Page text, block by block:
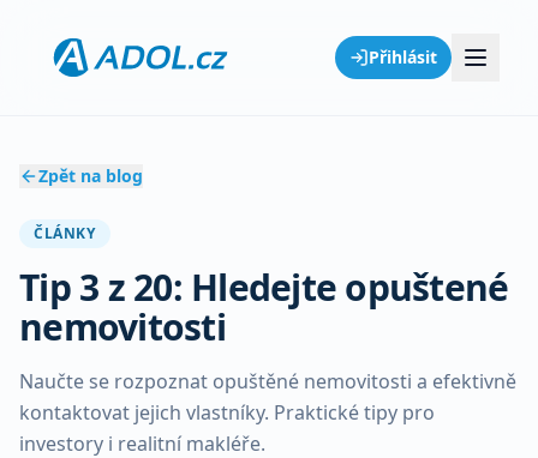
Přihlásit
Zpět na blog
ČLÁNKY
Tip 3 z 20: Hledejte opuštené
nemovitosti
Naučte se rozpoznat opuštěné nemovitosti a efektivně
kontaktovat jejich vlastníky. Praktické tipy pro
investory i realitní makléře.